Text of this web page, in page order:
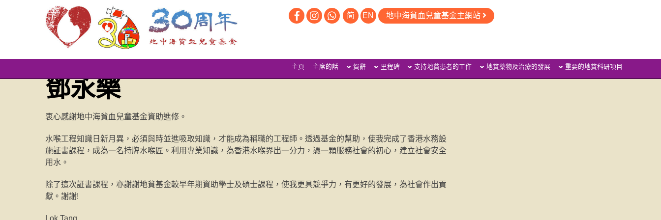
简 EN 地中海貧血兒童基金主網站
主頁 主席的話 賀辭 里程碑 支持地貧患者的工作 地貧藥物及治療的發展 重要的地貧科研項目
鄧永樂
衷心感謝地中海貧血兒童基金資助進修。
水喉工程知識日新月異，必須與時並進吸取知識，才能成為稱職的工程師。透過基金的幫助，使我完成了香港水務設
施証書課程，成為一名持牌水喉匠。利用專業知識，為香港水喉界出一分力，憑一顆服務社會的初心，建立社會安全
用水。
除了這次証書課程，亦謝謝地貧基金較早年期資助學士及碩士課程，使我更具競爭力，有更好的發展，為社會作出貢
獻。謝謝!
Lok Tang